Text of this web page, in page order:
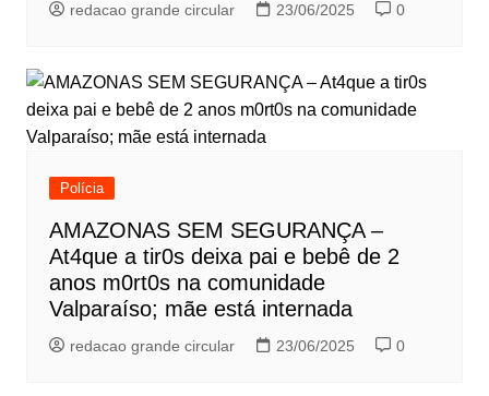
redacao grande circular 23/06/2025 0
Polícia
AMAZONAS SEM SEGURANÇA –
At4que a tir0s deixa pai e bebê de 2
anos m0rt0s na comunidade
Valparaíso; mãe está internada
redacao grande circular 23/06/2025 0